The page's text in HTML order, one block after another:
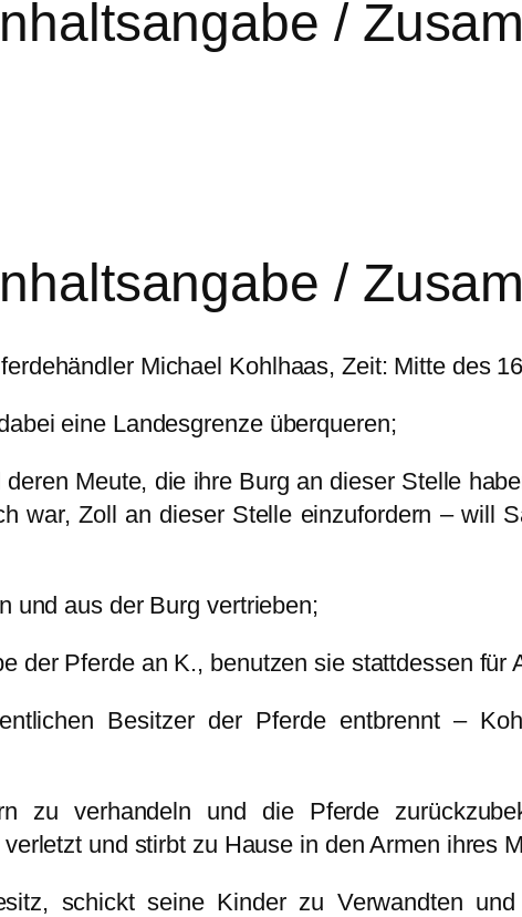
/
/
Michael Kohlhaas, Zeit: Mitte des
eine Landesgrenze überqueren;
Meute, die ihre Burg an dieser Stelle
war, Zoll an dieser Stelle einzufordern – will
und aus der Burg vertrieben;
der Pferde an K., benutzen sie stattdessen für
Besitzer der Pferde entbrennt –
zu verhandeln und die Pferde
und stirbt zu Hause in den Armen ihres
schickt seine Kinder zu Verwandten